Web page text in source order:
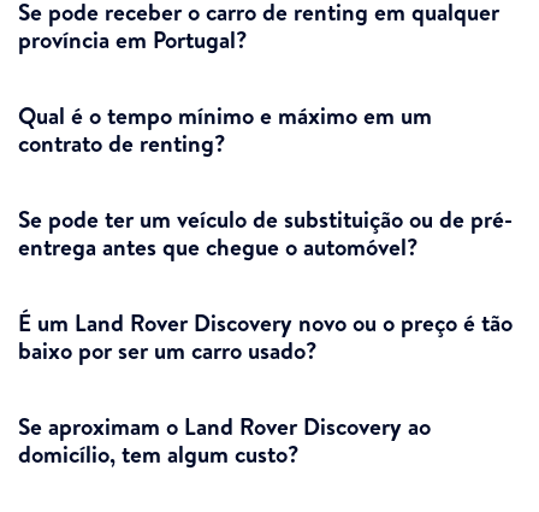
Se pode receber o carro de renting em qualquer
província em Portugal?
Qual é o tempo mínimo e máximo em um
contrato de renting?
Se pode ter um veículo de substituição ou de pré-
entrega antes que chegue o automóvel?
É um Land Rover Discovery novo ou o preço é tão
baixo por ser um carro usado?
Se aproximam o Land Rover Discovery ao
domicílio, tem algum custo?